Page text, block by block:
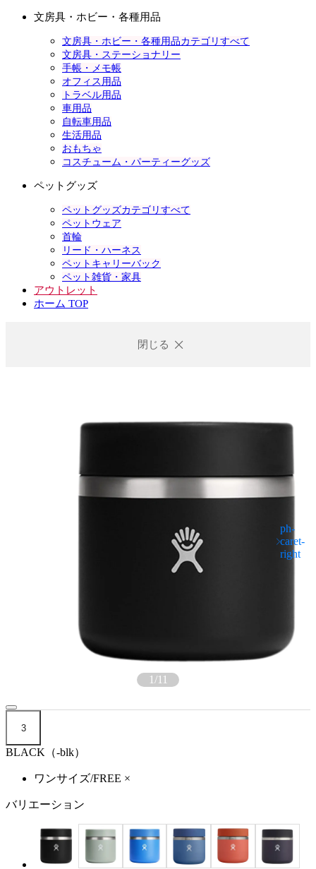
文房具・ホビー・各種用品
文房具・ホビー・各種用品カテゴリすべて
文房具・ステーショナリー
手帳・メモ帳
オフィス用品
トラベル用品
車用品
自転車用品
生活用品
おもちゃ
コスチューム・パーティーグッズ
ペットグッズ
ペットグッズカテゴリすべて
ペットウェア
首輪
リード・ハーネス
ペットキャリーバック
ペット雑貨・家具
アウトレット
ホーム TOP
閉じる
1/11
3
BLACK（-blk）
ワンサイズ/FREE ×
バリエーション